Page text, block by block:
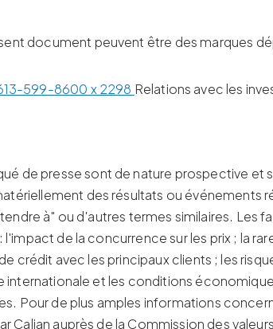
document peuvent être des marques
599-8600 x 2298 Relations avec les
de presse sont de nature prospective
des résultats ou
à" ou d'autres termes similaires. Les
de la concurrence sur les prix ; la
avec les principaux clients ; les
et les conditions
Pour de plus amples informations
Calian auprès de la Commission des